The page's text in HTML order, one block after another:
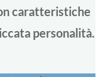
caratteristiche
personalità.